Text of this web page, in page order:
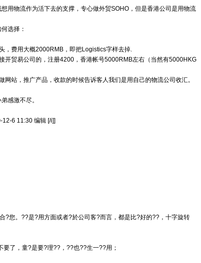
用物流作为活下去的支撑，专心做外贸SOHO，但是香港公司 是用物流
选择：
，费用大概2000RMB，即把Logistics字样去掉.
开贸易公司的，注册4200，香港帐号5000RMB左右（当然有5000HKG
站，推广产品，收款的时候告诉客人我们是用自己的物流公司收汇。
感激不尽。
6 11:30 编辑 [/i]]
?您。??是?用方面或者?於公司客?而言，都是比?好的??， 十字旋转
了，童?是要?理??，??也??生一??用；